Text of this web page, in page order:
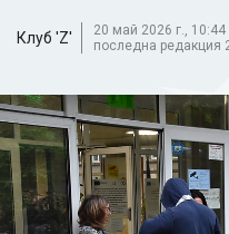
Клуб 'Z'
20 май 2026 г., 10:44
последна редакция